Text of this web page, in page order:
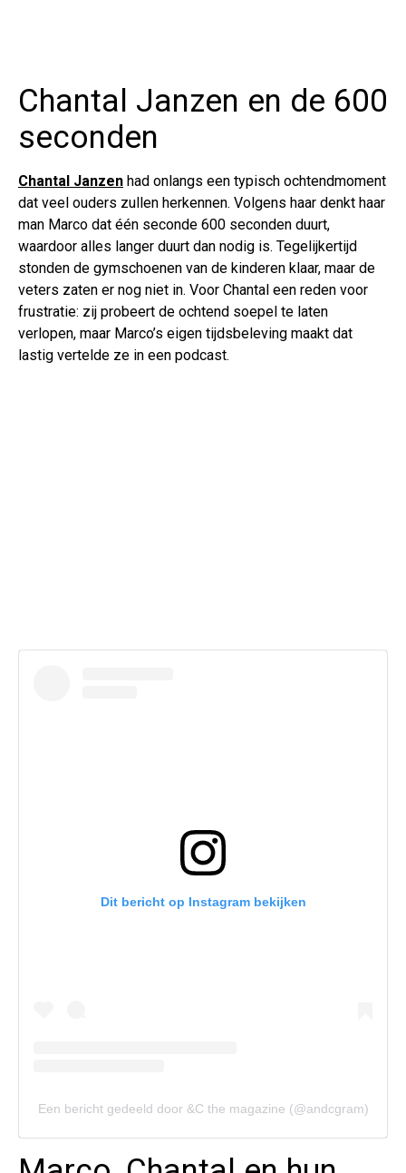
Chantal Janzen en de 600
seconden
Chantal Janzen had onlangs een typisch ochtendmoment
dat veel ouders zullen herkennen. Volgens haar denkt haar
man Marco dat één seconde 600 seconden duurt,
waardoor alles langer duurt dan nodig is. Tegelijkertijd
stonden de gymschoenen van de kinderen klaar, maar de
veters zaten er nog niet in. Voor Chantal een reden voor
frustratie: zij probeert de ochtend soepel te laten
verlopen, maar Marco’s eigen tijdsbeleving maakt dat
lastig vertelde ze in een podcast.
Dit bericht op Instagram bekijken
Een bericht gedeeld door &C the magazine (@andcgram)